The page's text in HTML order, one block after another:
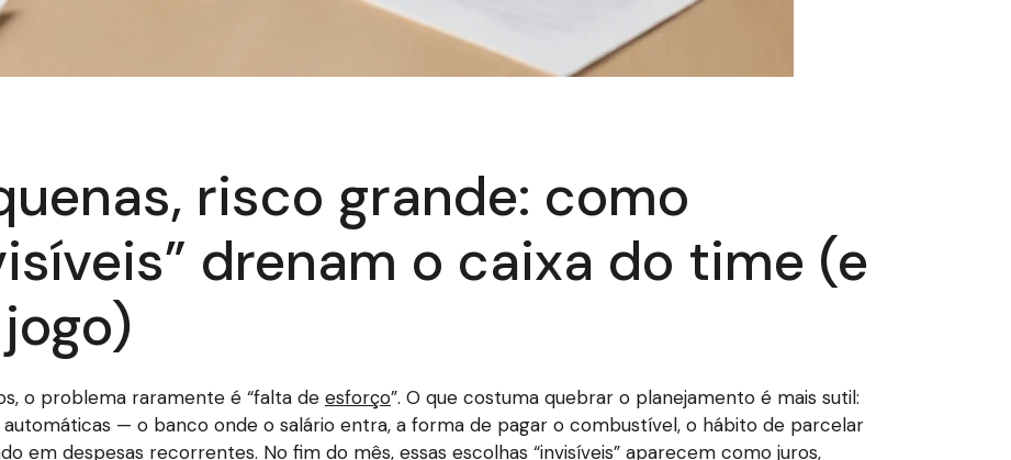
risco grande: como
drenam o caixa do time (e
o problema raramente é “falta de esforço”. O que costuma quebrar o planejamento é mais sutil:
automáticas — o banco onde o salário entra, a forma de pagar o combustível, o hábito de parcelar
em despesas recorrentes. No fim do mês, essas escolhas “invisíveis” aparecem como juros,